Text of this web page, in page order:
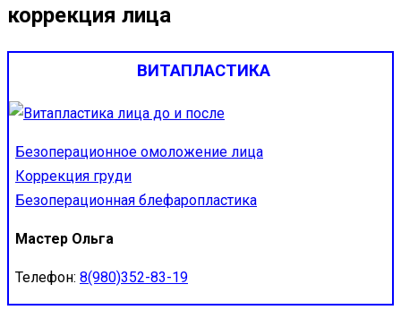
коррекция лица
ВИТАПЛАСТИКА
Безоперационное омоложение лица
Коррекция груди
Безоперационная блефаропластика
Мастер Ольга
Телефон: 8(980)352-83-19